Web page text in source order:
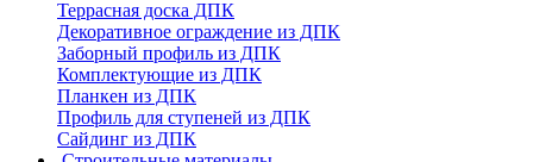
Террасная доска ДПК
Декоративное ограждение из ДПК
Заборный профиль из ДПК
Комплектующие из ДПК
Планкен из ДПК
Профиль для ступеней из ДПК
Сайдинг из ДПК